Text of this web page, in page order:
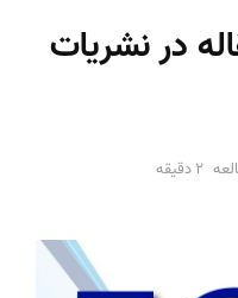
در نشریات
2 دقیقه